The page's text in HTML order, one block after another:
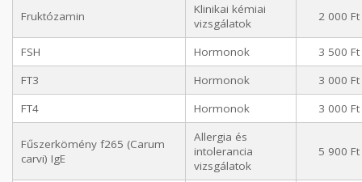
Fruktózamin
Klinikai kémiai
vizsgálatok
2 000 Ft
FSH Hormonok
3 500 Ft
FT3
Hormonok
3 000 Ft
FT4
Hormonok 3 000 Ft
Fűszerkömény f265 (Carum
carvi) IgE
Allergia és
intolerancia
vizsgálatok
5 900 Ft